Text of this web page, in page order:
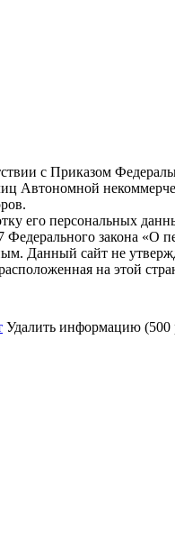
с Приказом
Автономной
его персональных
Федерального закона «О
Данный сайт не
на этой
Удалить информацию (500